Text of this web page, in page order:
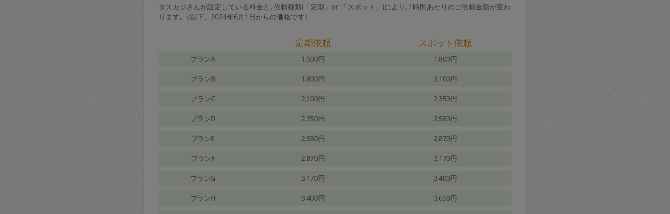
タスカジさんが設定している料金と､依頼種類(「定期」or 「スポット」)により､1時間あたりのご依頼金額が変わ
ります｡（以下、2024年6月1日からの価格です）
定期依頼 スポット依頼
プランA 1,500円 1,800円
プランB 1,800円 2,100円
プランC 2,100円 2,350円
プランD 2,350円 2,580円
プランE 2,580円 2,870円
プランF 2,870円 3,170円
プランG 3,170円 3,400円
プランH 3,400円 3,650円